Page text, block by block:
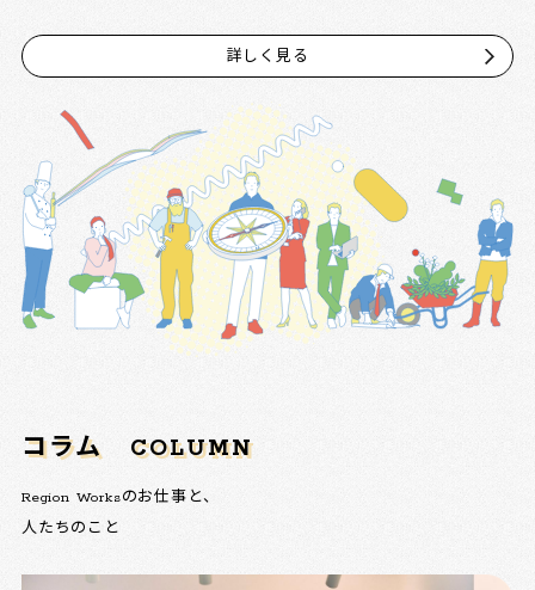
詳しく見る
コラム COLUMN
Region Worksのお仕事と、
人たちのこと